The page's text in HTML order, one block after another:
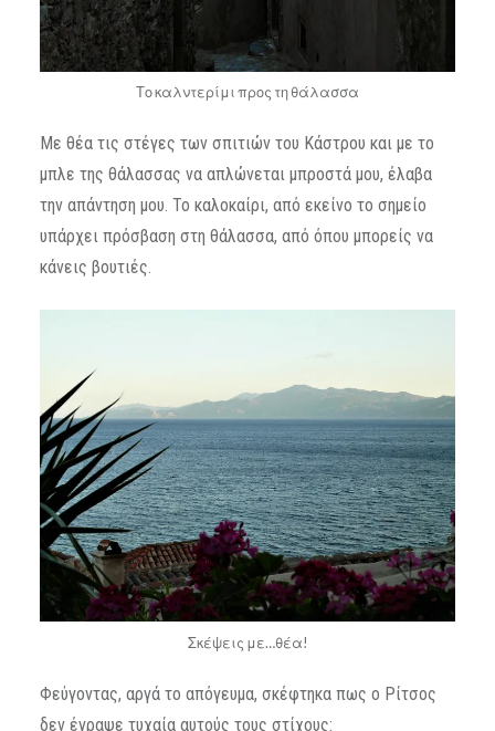
Το καλντερίμι προς τη θάλασσα
Με θέα τις στέγες των σπιτιών του Κάστρου και με το
μπλε της θάλασσας να απλώνεται μπροστά μου, έλαβα
την απάντηση μου. Το καλοκαίρι, από εκείνο το σημείο
υπάρχει πρόσβαση στη θάλασσα, από όπου μπορείς να
κάνεις βουτιές.
Σκέψεις με…θέα!
Φεύγοντας, αργά το απόγευμα, σκέφτηκα πως ο Ρίτσος
δεν έγραψε τυχαία αυτούς τους στίχους: